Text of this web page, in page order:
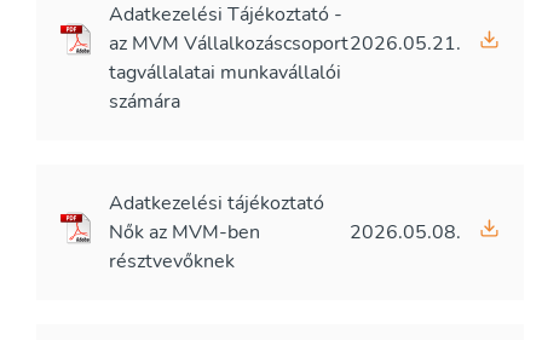
Adatkezelési Tájékoztató -
az MVM Vállalkozáscsoport
tagvállalatai munkavállalói
számára
2026.05.21.
Adatkezelési tájékoztató
Nők az MVM-ben
résztvevőknek
2026.05.08.